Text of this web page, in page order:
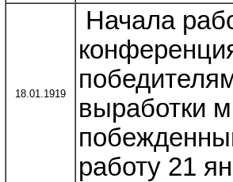
18.01.1919
Начала
выработки
работу 21